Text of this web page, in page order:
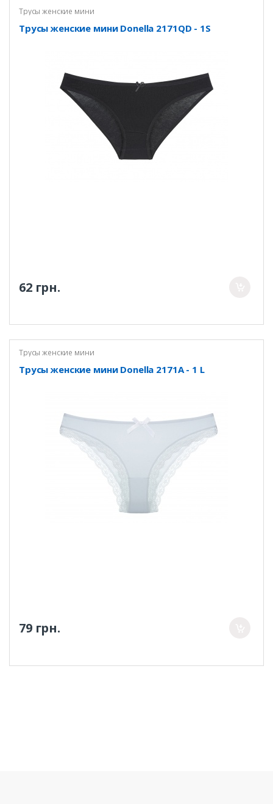
Трусы женские мини
Трусы женские мини Donella 2171QD - 1S
62 грн.
Трусы женские мини
Трусы женские мини Donella 2171A - 1 L
79 грн.